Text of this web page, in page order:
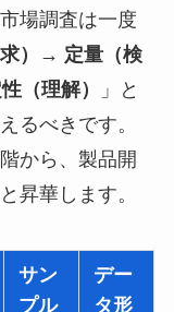
場調査は一度
）→ 定量（検
（理解）
」と
るべきです。
から、製品開
昇華します。
サン
プル
デー
タ形